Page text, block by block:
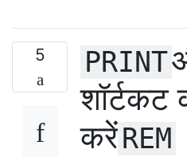
5 PRINT
शॉर्टकट
करें REM